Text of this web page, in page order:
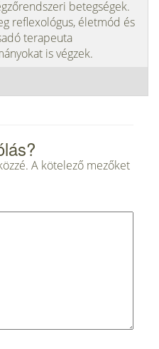
betegségek.
reflexológus, életmód és
terapeuta
is végzek.
A kötelező mezőket